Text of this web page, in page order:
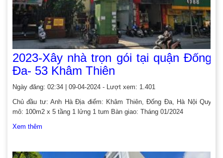
2023-Xây nhà trọn gói tại quận Đống
Đa- 53 Khâm Thiên
Ngày đăng: 02:34 | 09-04-2024 - Lượt xem: 1.401
Chủ đầu tư: Anh Hà Địa điểm: Khâm Thiên, Đống Đa, Hà Nội Quy
mô: 100m2 x 5 tầng 1 lửng 1 tum Bàn giao: Tháng 01/2024
Xem thêm